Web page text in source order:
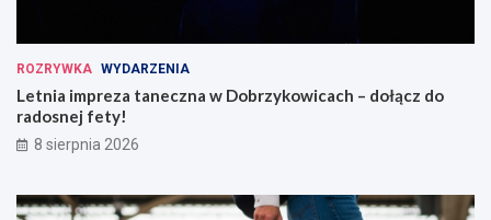
ROZRYWKA WYDARZENIA
Letnia impreza taneczna w Dobrzykowicach – dołącz do
radosnej fety!
8 sierpnia 2026